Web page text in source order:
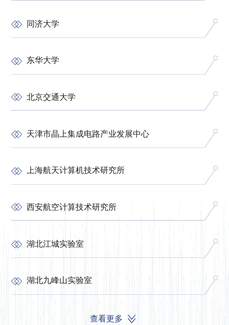
同济大学
东华大学
北京交通大学
天津市晶上集成电路产业发展中心
上海航天计算机技术研究所
西安航空计算技术研究所
湖北江城实验室
湖北九峰山实验室
查看更多